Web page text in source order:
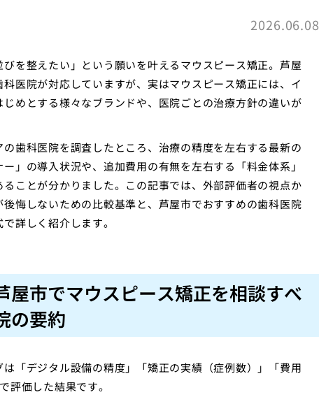
2026.06.08
びを整えたい」という願いを叶えるマウスピース矯正。芦屋
医院が対応していますが、実はマウスピース矯正には、イ
じめとする様々なブランドや、医院ごとの治療方針の違いが
歯科医院を調査したところ、治療の精度を左右する最新の
ー」の導入状況や、追加費用の有無を左右する「料金体系」
ることが分かりました。この記事では、外部評価者の視点か
後悔しないための比較基準と、芦屋市でおすすめの歯科医院
詳しく紹介します。
屋市でマウスピース矯正を相談すべ
の要約
「デジタル設備の精度」「矯正の実績（症例数）」「費用
評価した結果です。